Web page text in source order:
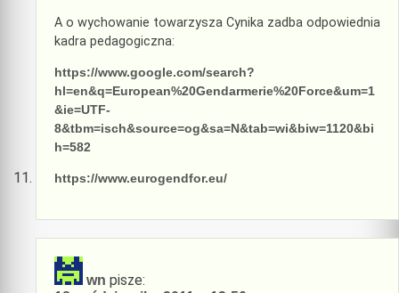
A o wychowanie towarzysza Cynika zadba odpowiednia
kadra pedagogiczna:
https://www.google.com/search?
hl=en&q=European%20Gendarmerie%20Force&um=1
&ie=UTF-
8&tbm=isch&source=og&sa=N&tab=wi&biw=1120&bi
h=582
https://www.eurogendfor.eu/
wn pisze: